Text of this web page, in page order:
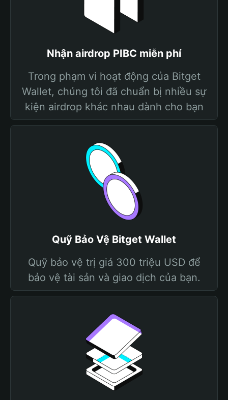
Nhận airdrop PIBC miễn phí
Trong phạm vi hoạt động của Bitget
Wallet, chúng tôi đã chuẩn bị nhiều sự
kiện airdrop khác nhau dành cho bạn
Quỹ Bảo Vệ Bitget Wallet
Quỹ bảo vệ trị giá 300 triệu USD để
bảo vệ tài sản và giao dịch của bạn.